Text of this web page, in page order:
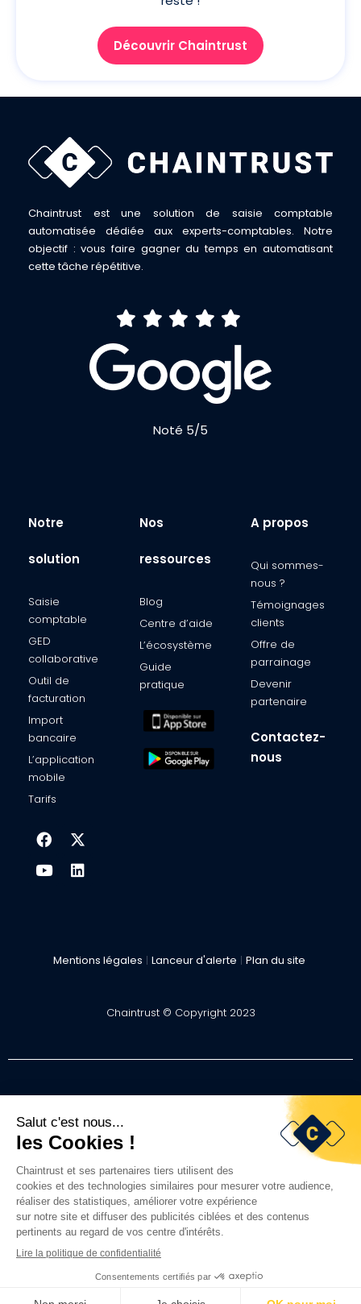
Découvrir Chaintrust
Chaintrust est une solution de saisie comptable
automatisée dédiée aux experts-comptables. Notre
objectif : vous faire gagner du temps en automatisant
cette tâche répétitive.
Noté 5/5
Notre
solution
Saisie
comptable​
GED
collaborative
Outil de
facturation​
Import
bancaire​
L’application
mobile​
Tarifs
Nos
ressources
Blog
Centre d’aide​
L’écosystème​
Guide
pratique
A propos
Qui sommes-
nous ?​
Témoignages
clients​
Offre de
parrainage
Devenir
partenaire​
Contactez-
nous
Mentions légales | Lanceur d'alerte | Plan du site
Chaintrust © Copyright 2023
Visma Group.